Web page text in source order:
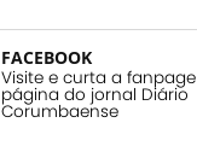
FACEBOOK
Visite e curta a fanpage
página do jornal Diário
Corumbaense